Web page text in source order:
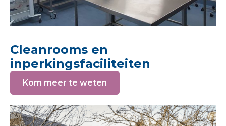
Cleanrooms en
inperkingsfaciliteiten
Kom meer te weten